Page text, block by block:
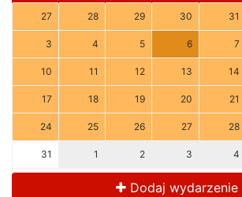
27 28 29 30 31
3 4 5 6 7
10 11 12 13 14
17 18 19 20 21
24 25 26 27 28
31 1 2 3 4
Dodaj wydarzenie